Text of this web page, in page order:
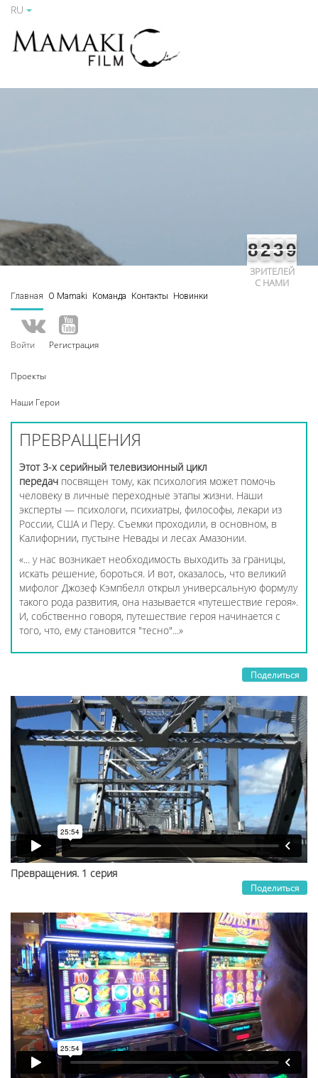
RU
8239
ЗРИТЕЛЕЙ
С НАМИ
Главная О Mamaki Команда Контакты Новинки
Войти Регистрация
Проекты
Наши Герои
ПРЕВРАЩЕНИЯ
Этот 3-х серийный телевизионный цикл
передач посвящен тому, как психология может помочь
человеку в личные переходные этапы жизни. Наши
эксперты — психологи, психиатры, философы, лекари из
России, США и Перу. Съемки проходили, в основном, в
Калифорнии, пустыне Невады и лесах Амазонии.
«... у нас возникает необходимость выходить за границы,
искать решение, бороться. И вот, оказалось, что великий
мифолог Джозеф Кэмпбелл открыл универсальную формулу
такого рода развития, она называется «путешествие героя».
И, собственно говоря, путешествие героя начинается с
того, что, ему становится "тесно"...»
Поделиться
Поделиться
Превращения. 1 серия